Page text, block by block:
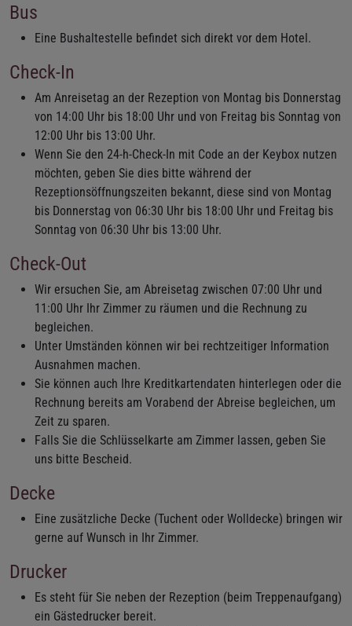
Bus
Eine Bushaltestelle befindet sich direkt vor dem Hotel.
Check-In
Am Anreisetag an der Rezeption von Montag bis Donnerstag
von 14:00 Uhr bis 18:00 Uhr und von Freitag bis Sonntag von
12:00 Uhr bis 13:00 Uhr.
Wenn Sie den 24-h-Check-In mit Code an der Keybox nutzen
möchten, geben Sie dies bitte während der
Rezeptionsöffnungszeiten bekannt, diese sind von Montag
bis Donnerstag von 06:30 Uhr bis 18:00 Uhr und Freitag bis
Sonntag von 06:30 Uhr bis 13:00 Uhr.
Check-Out
Wir ersuchen Sie, am Abreisetag zwischen 07:00 Uhr und
11:00 Uhr Ihr Zimmer zu räumen und die Rechnung zu
begleichen.
Unter Umständen können wir bei rechtzeitiger Information
Ausnahmen machen.
Sie können auch Ihre Kreditkartendaten hinterlegen oder die
Rechnung bereits am Vorabend der Abreise begleichen, um
Zeit zu sparen.
Falls Sie die Schlüsselkarte am Zimmer lassen, geben Sie
uns bitte Bescheid.
Decke
Eine zusätzliche Decke (Tuchent oder Wolldecke) bringen wir
gerne auf Wunsch in Ihr Zimmer.
Drucker
Es steht für Sie neben der Rezeption (beim Treppenaufgang)
ein Gästedrucker bereit.